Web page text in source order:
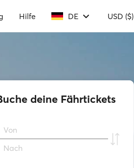
Hilfe DE USD ($)
deine Fährtickets
Von
Νach